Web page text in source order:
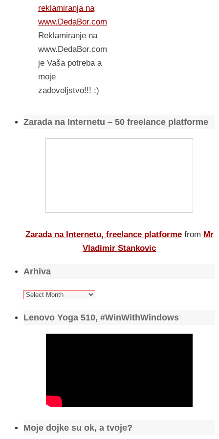
reklamiranja na
www.DedaBor.com
Reklamiranje na
www.DedaBor.com
je Vaša potreba a
moje
zadovoljstvo!!! :)
Zarada na Internetu – 50 freelance platforme
Zarada na Internetu, freelance platforme from Mr
Vladimir Stankovic
Arhiva
Arhiva
Lenovo Yoga 510, #WinWithWindows
Moje dojke su ok, a tvoje?